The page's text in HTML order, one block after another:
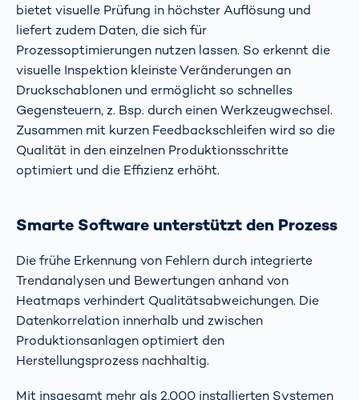
bietet visuelle Prüfung in höchster Auflösung und
liefert zudem Daten, die sich für
Prozessoptimierungen nutzen lassen. So erkennt die
visuelle Inspektion kleinste Veränderungen an
Druckschablonen und ermöglicht so schnelles
Gegensteuern, z. Bsp. durch einen Werkzeugwechsel.
Zusammen mit kurzen Feedbackschleifen wird so die
Qualität in den einzelnen Produktionsschritte
optimiert und die Effizienz erhöht.
Smarte Software unterstützt den Prozess
Die frühe Erkennung von Fehlern durch integrierte
Trendanalysen und Bewertungen anhand von
Heatmaps verhindert Qualitätsabweichungen. Die
Datenkorrelation innerhalb und zwischen
Produktionsanlagen optimiert den
Herstellungsprozess nachhaltig.
Mit insgesamt mehr als 2.000 installierten Systemen